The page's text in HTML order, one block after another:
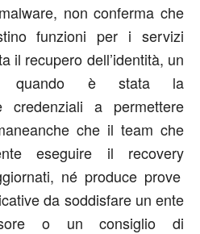
, non conferma che
funzioni per i servizi
il recupero dell’identità, un
quando è stata la
credenziali a permettere
neanche che il team che
eseguire il recovery
, né produce prove
da soddisfare un ente
o un consiglio di